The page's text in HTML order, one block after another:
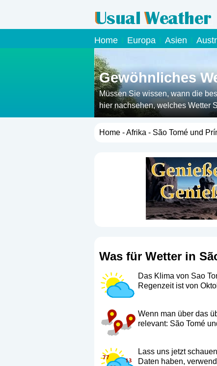
Home Europa Asien
Gewöhnliches
Müssen Sie wissen, wann die
hier nachsehen, welches Wetter
Home-Afrika - São Tomé und
Was für Wetter in
Das Klima von Sao
Regenzeit ist von
Wenn man über das
relevant: São Tomé
Lass uns jetzt
Daten haben,